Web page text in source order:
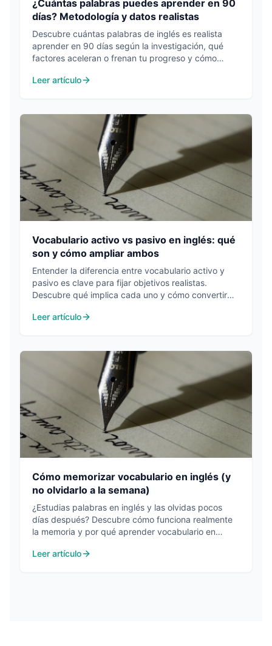
¿Cuántas palabras puedes aprender en 90
días? Metodología y datos realistas
Descubre cuántas palabras de inglés es realista
aprender en 90 días según la investigación, qué
factores aceleran o frenan tu progreso y cómo
Leer artículo
Vocabulario activo vs pasivo en inglés: qué
son y cómo ampliar ambos
Entender la diferencia entre vocabulario activo y
pasivo es clave para fijar objetivos realistas.
Descubre qué implica cada uno y cómo convertir
Leer artículo
Cómo memorizar vocabulario en inglés (y
no olvidarlo a la semana)
¿Estudias palabras en inglés y las olvidas pocos
días después? Descubre cómo funciona realmente
la memoria y por qué aprender vocabulario en
listas.
Leer artículo